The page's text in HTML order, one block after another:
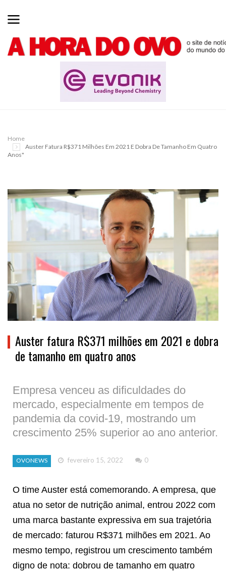
Home
Auster Fatura R$371 Milhões Em 2021 E Dobra De Tamanho Em Quatro
Anos"
Auster fatura R$371 milhões em 2021 e dobra
de tamanho em quatro anos
Empresa venceu as dificuldades do
mercado, especialmente em tempos de
pandemia da covid-19, mostrando um
crescimento 25% superior ao ano anterior.
OVONEWS fevereiro 15, 2022 0
O time Auster está comemorando. A empresa, que
atua no setor de nutrição animal, entrou 2022 com
uma marca bastante expressiva em sua trajetória
de mercado: faturou R$371 milhões em 2021. Ao
mesmo tempo, registrou um crescimento também
digno de nota: dobrou de tamanho em quatro